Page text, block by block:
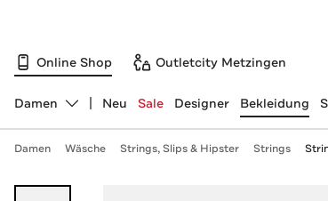
Online Shop Outletcity Metzingen
Abteilung ändern, ausgewählt:
Damen Neu Sale Designer Bekleidung
Damen Wäsche Strings, Slips & Hipster Strings